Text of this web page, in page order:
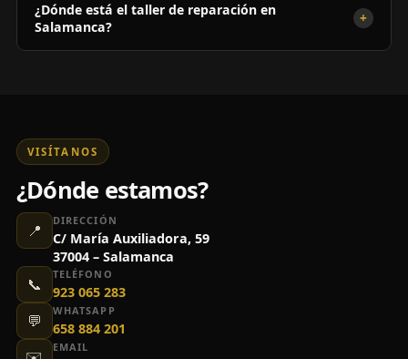
¿Dónde está el taller de reparación en
Salamanca?
+
VISÍTANOS
¿Dónde estamos?
📍
DIRECCIÓN
C/ María Auxiliadora, 59
37004 – Salamanca
📞
TELÉFONO
923 065 283
💬
WHATSAPP
658 884 201
EMAIL